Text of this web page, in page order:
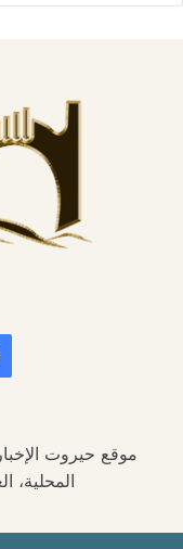
موقع حيروت
المحلية،